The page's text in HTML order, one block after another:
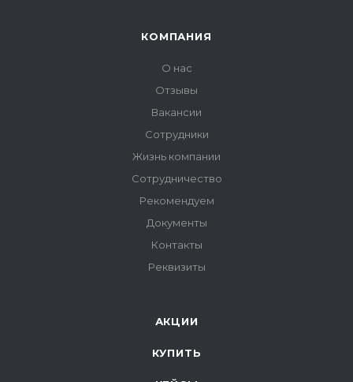
КОМПАНИЯ
О нас
Отзывы
Вакансии
Сотрудники
Жизнь компании
Сотрудничество
Рекомендуем
Документы
Контакты
Реквизиты
АКЦИИ
КУПИТЬ